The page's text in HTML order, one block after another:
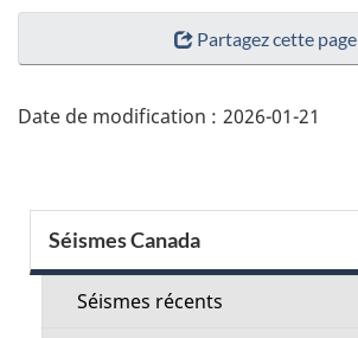
"Détails
page"
Partagez cette page
Date de modification : 2026-01-21
Menu
de
Séismes Canada
Séismes récents